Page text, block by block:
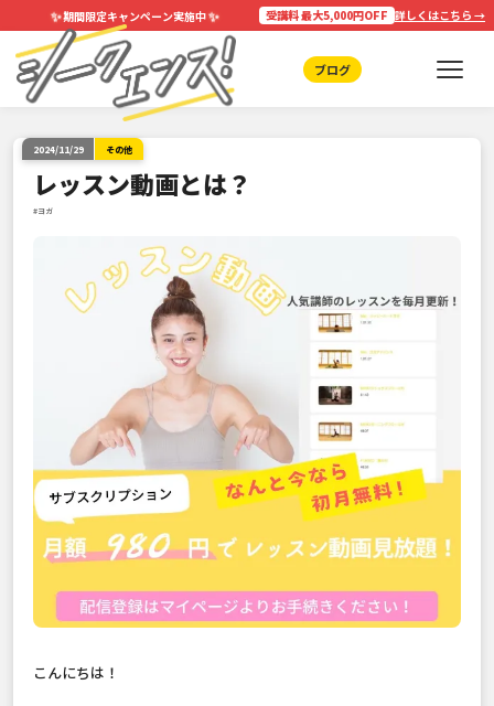
✨期間限定キャンペーン実施中✨ 受講料 最大5,000円OFF 詳しくはこちら →
ブログ
2024/11/29 その他
レッスン動画とは？
#ヨガ
こんにちは！